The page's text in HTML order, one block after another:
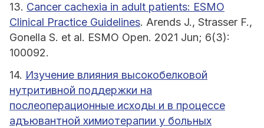
13. Cancer cachexia in adult patients: ESMO
Clinical Practice Guidelines. Arends J., Strasser F.,
Gonella S. et al. ESMO Open. 2021 Jun; 6(3):
100092.
14. Изучение влияния высокобелковой
нутритивной поддержки на
послеоперационные исходы и в процессе
адъювантной химиотерапии у больных